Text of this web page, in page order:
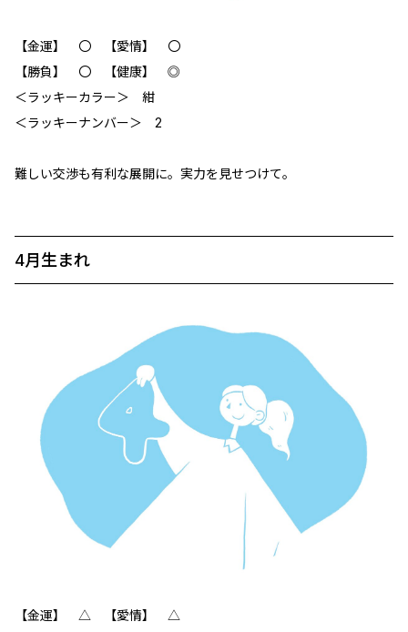
【金運】 〇 【愛情】 〇
【勝負】 〇 【健康】 ◎
＜ラッキーカラー＞ 紺
＜ラッキーナンバー＞ 2
難しい交渉も有利な展開に。実力を見せつけて。
4月生まれ
【金運】 △ 【愛情】 △